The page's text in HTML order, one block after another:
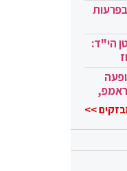
בפרעות
הי"ד:
>>